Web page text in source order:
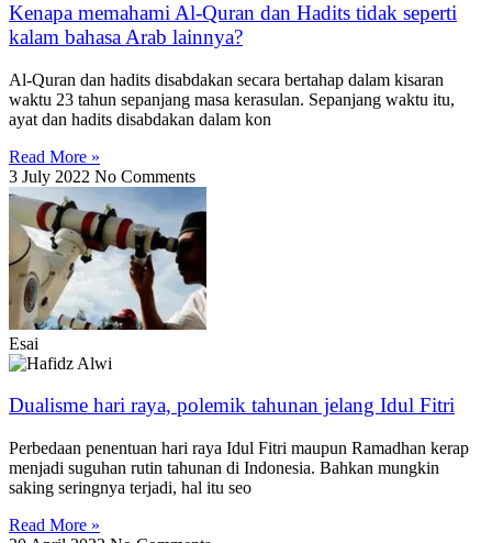
Kenapa memahami Al-Quran dan Hadits tidak seperti
kalam bahasa Arab lainnya?
Al-Quran dan hadits disabdakan secara bertahap dalam kisaran
waktu 23 tahun sepanjang masa kerasulan. Sepanjang waktu itu,
ayat dan hadits disabdakan dalam kon
Read More »
3 July 2022 No Comments
Esai
Dualisme hari raya, polemik tahunan jelang Idul Fitri
Perbedaan penentuan hari raya Idul Fitri maupun Ramadhan kerap
menjadi suguhan rutin tahunan di Indonesia. Bahkan mungkin
saking seringnya terjadi, hal itu seo
Read More »